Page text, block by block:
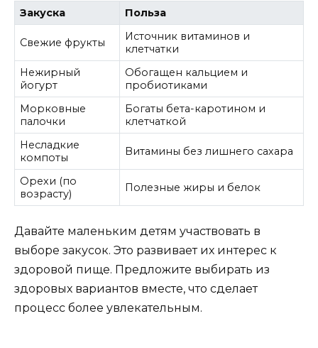
Закуска Польза
Свежие фрукты
Источник витаминов и
клетчатки
Нежирный
йогурт
Обогащен кальцием и
пробиотиками
Морковные
палочки
Богаты бета-каротином и
клетчаткой
Несладкие
компоты
Витамины без лишнего сахара
Орехи (по
возрасту)
Полезные жиры и белок
Давайте маленьким детям участвовать в
выборе закусок. Это развивает их интерес к
здоровой пище. Предложите выбирать из
здоровых вариантов вместе, что сделает
процесс более увлекательным.